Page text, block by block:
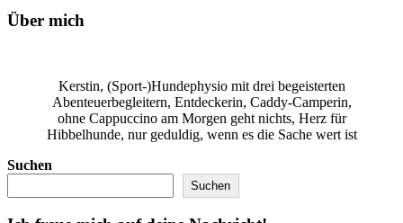
Über mich
Kerstin, (Sport-)Hundephysio mit drei begeisterten
Abenteuerbegleitern, Entdeckerin, Caddy-Camperin,
ohne Cappuccino am Morgen geht nichts, Herz für
Hibbelhunde, nur geduldig, wenn es die Sache wert ist
Suchen
Suchen